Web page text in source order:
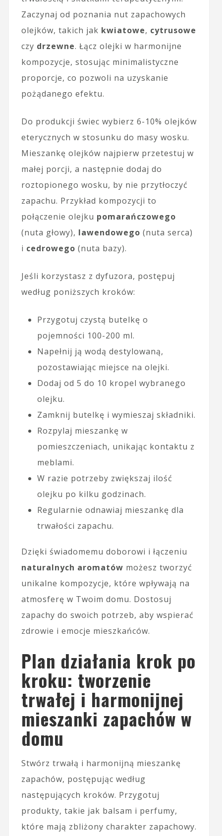
Zaczynaj od poznania nut zapachowych
olejków, takich jak kwiatowe, cytrusowe
czy drzewne. Łącz olejki w harmonijne
kompozycje, stosując minimalistyczne
proporcje, co pozwoli na uzyskanie
pożądanego efektu.
Do produkcji świec wybierz 6-10% olejków
eterycznych w stosunku do masy wosku.
Mieszankę olejków najpierw przetestuj w
małej porcji, a następnie dodaj do
roztopionego wosku, by nie przytłoczyć
zapachu. Przykład kompozycji to
połączenie olejku pomarańczowego
(nuta głowy), lawendowego (nuta serca)
i cedrowego (nuta bazy).
Jeśli korzystasz z dyfuzora, postępuj
według poniższych kroków:
Przygotuj czystą butelkę o
pojemności 100-200 ml.
Napełnij ją wodą destylowaną,
pozostawiając miejsce na olejki.
Dodaj od 5 do 10 kropel wybranego
olejku.
Zamknij butelkę i wymieszaj składniki.
Rozpylaj mieszankę w
pomieszczeniach, unikając kontaktu z
meblami.
W razie potrzeby zwiększaj ilość
olejku po kilku godzinach.
Regularnie odnawiaj mieszankę dla
trwałości zapachu.
Dzięki świadomemu doborowi i łączeniu
naturalnych aromatów możesz tworzyć
unikalne kompozycje, które wpływają na
atmosferę w Twoim domu. Dostosuj
zapachy do swoich potrzeb, aby wspierać
zdrowie i emocje mieszkańców.
Plan działania krok po
kroku: tworzenie
trwałej i harmonijnej
mieszanki zapachów w
domu
Stwórz trwałą i harmonijną mieszankę
zapachów, postępując według
następujących kroków. Przygotuj
produkty, takie jak balsam i perfumy,
które mają zbliżony charakter zapachowy.